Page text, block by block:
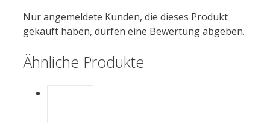
Nur angemeldete Kunden, die dieses Produkt
gekauft haben, dürfen eine Bewertung abgeben.
Ähnliche Produkte